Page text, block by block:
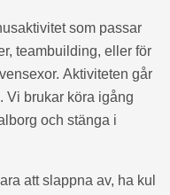
som passar
teambuilding, eller för
Aktiviteten går
Vi brukar köra igång
och stänga i
att slappna av, ha kul